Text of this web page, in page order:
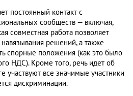
постоянный контакт с
сообществ — включая,
совместная работа позволяет
решений, а также
спорные положения (как это было
НДС). Кроме того, речь идет об
участвуют все значимые участники
дискриминации.